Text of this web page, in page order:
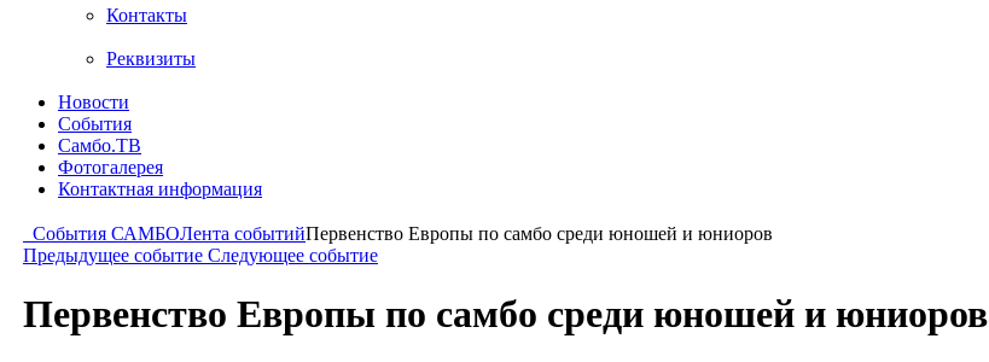
Контакты
Реквизиты
Новости
События
Самбо.ТВ
Фотогалерея
Контактная информация
События САМБОЛента событийПервенство Европы по самбо среди юношей и юниоров
Предыдущее событие Следующее событие
Первенство Европы по самбо среди юношей и юниоров